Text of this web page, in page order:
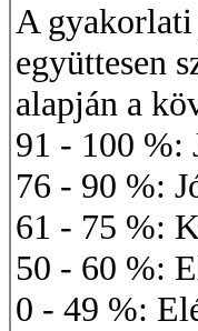
A
együttesen
alapján a
91 - 100 %:
76 - 90 %:
61 - 75 %:
50 - 60 %:
0 - 49 %: